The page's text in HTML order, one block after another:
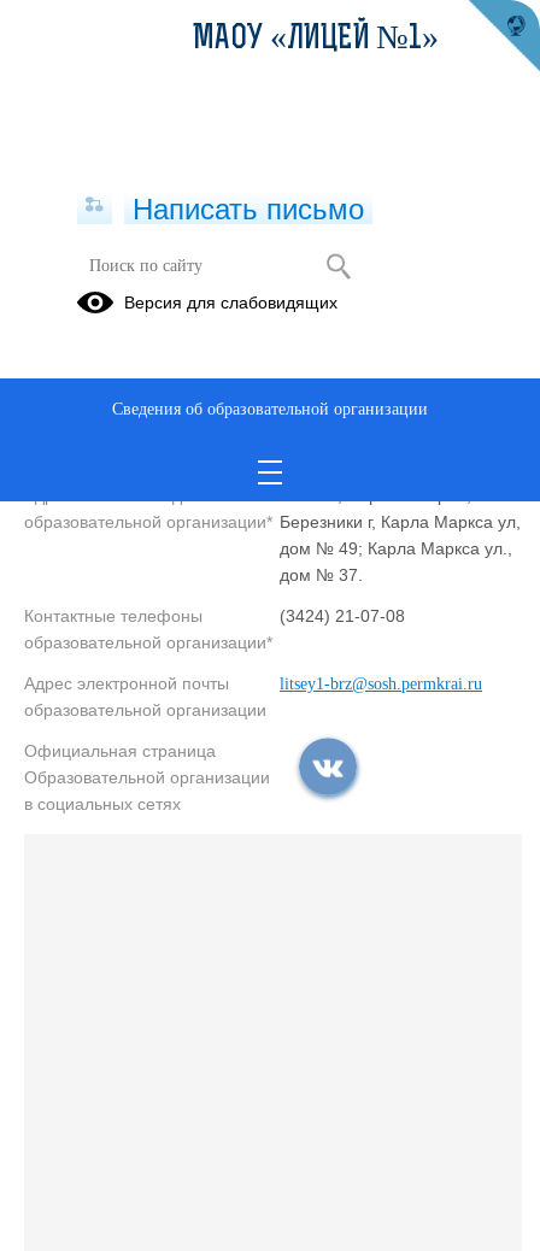
Контакты
образовательной организации* Березники г, Карла Маркса ул,
дом № 49; Карла Маркса ул.,
дом № 37.
Контактные телефоны
образовательной организации*
(3424) 21-07-08
Адрес электронной почты
образовательной организации
litsey1-brz@sosh.permkrai.ru
Официальная страница
Образовательной организации
в социальных сетях
МАОУ «ЛИЦЕЙ №1»
Написать письмо
Версия для слабовидящих
Сведения об образовательной организации